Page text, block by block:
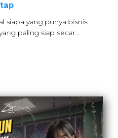
siapa yang punya bisnis
paling siap secar…